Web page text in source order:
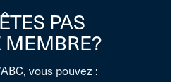
PAS
MEMBRE?
vous pouvez :